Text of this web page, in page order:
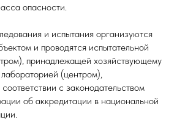
опасности.
и испытания организуются
и проводятся испытательной
принадлежащей хозяйствующему
(центром),
с законодательством
об аккредитации в национальной